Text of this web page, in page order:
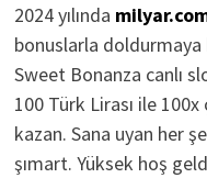
2024 yılında
bonuslarla doldurmaya
Sweet Bonanza canlı
100 Türk Lirası ile
kazan. Sana uyan her
şımart. Yüksek hoş